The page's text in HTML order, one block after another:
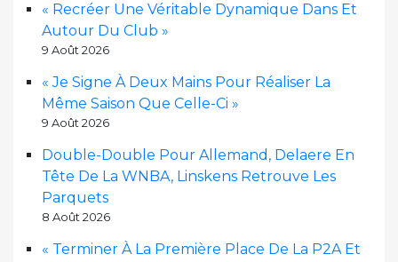
« Recréer Une Véritable Dynamique Dans Et
Autour Du Club »
9 Août 2026
« Je Signe À Deux Mains Pour Réaliser La
Même Saison Que Celle-Ci »
9 Août 2026
Double-Double Pour Allemand, Delaere En
Tête De La WNBA, Linskens Retrouve Les
Parquets
8 Août 2026
« Terminer À La Première Place De La P2A Et